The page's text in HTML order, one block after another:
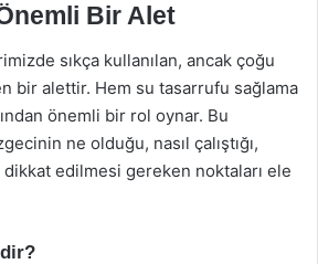
Bir Alet
sıkça kullanılan, ancak çoğu
bir alettir. Hem su tasarrufu sağlama
önemli bir rol oynar. Bu
ne olduğu, nasıl çalıştığı,
dikkat edilmesi gereken noktaları ele